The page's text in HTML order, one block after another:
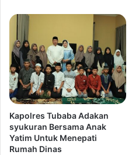
Kapolres Tubaba Adakan
syukuran Bersama Anak
Yatim Untuk Menepati
Rumah Dinas